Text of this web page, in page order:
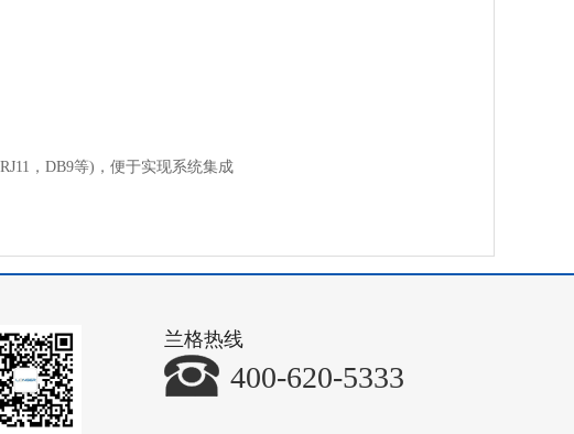
，DB9等)，便于实现系统集成
兰格热线
400-620-5333